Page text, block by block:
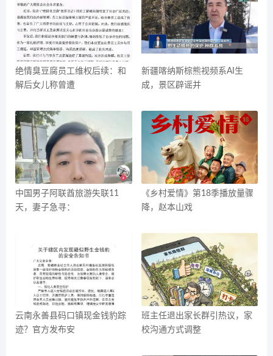
绝情臭豆腐员工维权后续：和
解后女儿称曾遭
新疆喀纳斯棕熊视频系AI生
成，景区辟谣并
中国男子阿联酋旅游失联11
天，妻子急寻：
《乡村爱情》第18季播放量骤
降，赵本山戏
云南永善县码口镇现金钱豹踪
迹？官方发布安
班主任退出家长群引热议，家
校沟通方式调整